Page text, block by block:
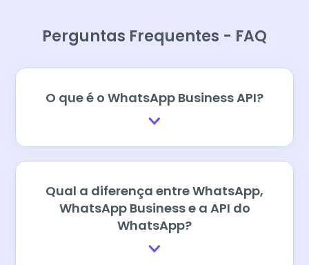
Perguntas Frequentes - FAQ
O que é o WhatsApp Business API?
Qual a diferença entre WhatsApp,
WhatsApp Business e a API do
WhatsApp?